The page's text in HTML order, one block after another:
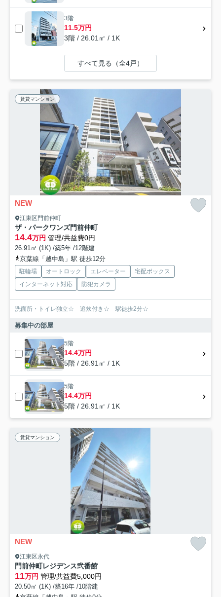
3階
11.5万円
3階 / 26.01㎡ / 1K
すべて見る（全4戸）
賃貸マンション
NEW
江東区門前仲町
ザ・パークワンズ門前仲町
14.4万円 管理/共益費0円
26.91㎡ (1K) /築5年 /12階建
京葉線「越中島」駅 徒歩12分
駐輪場 オートロック エレベーター
宅配ボックス
インターネット対応
防犯カメラ
洗面所・トイレ独立☆ 追炊付き☆ 駅徒歩2分☆
募集中の部屋
5階
14.4万円
5階 / 26.91㎡ / 1K
5階
14.4万円
5階 / 26.91㎡ / 1K
賃貸マンション
NEW
江東区永代
門前仲町レジデンス弐番館
11万円 管理/共益費5,000円
20.50㎡ (1K) /築16年 /10階建